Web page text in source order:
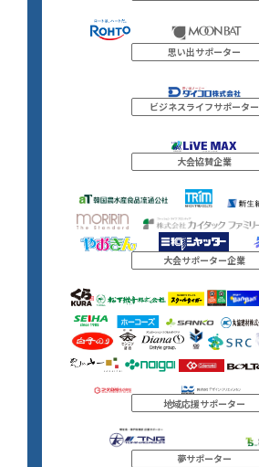
思い出サポーター
ビジネスライフサポーター
大会協賛企業
大会サポーター企業
地域応援サポーター
夢サポーター